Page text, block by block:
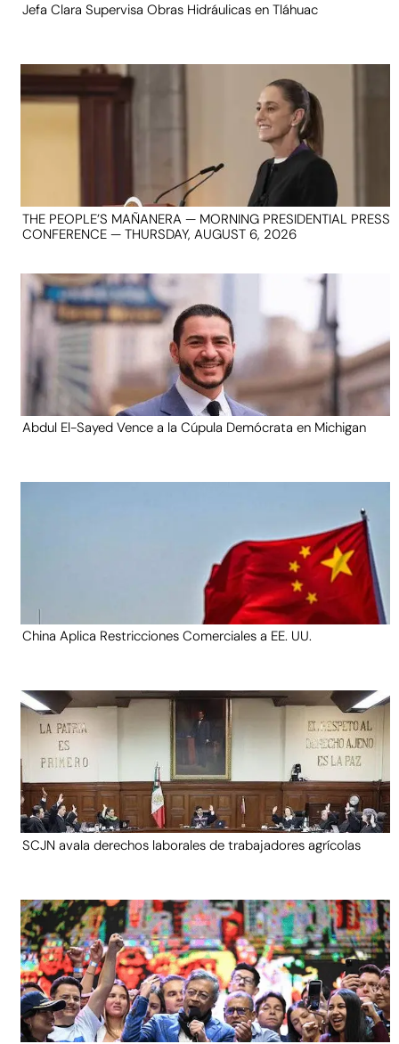
Jefa Clara Supervisa Obras Hidráulicas en Tláhuac
THE PEOPLE’S MAÑANERA — MORNING PRESIDENTIAL PRESS
CONFERENCE — THURSDAY, AUGUST 6, 2026
Abdul El-Sayed Vence a la Cúpula Demócrata en Michigan
China Aplica Restricciones Comerciales a EE. UU.
SCJN avala derechos laborales de trabajadores agrícolas